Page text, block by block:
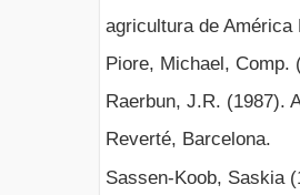
agricultura de
Piore, Michael, Comp.
Raerbun, J.R. (1987).
Reverté, Barcelona.
Sassen-Koob, Saskia